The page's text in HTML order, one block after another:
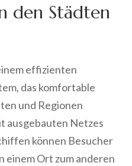
den Städten
effizienten
das komfortable
und Regionen
ausgebauten Netzes
können Besucher
einem Ort zum anderen